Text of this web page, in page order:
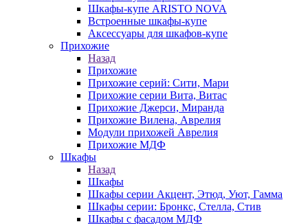
Шкафы-купе ARISTO NOVA
Встроенные шкафы-купе
Аксессуары для шкафов-купе
Прихожие
Назад
Прихожие
Прихожие серий: Сити, Мари
Прихожие серии Вита, Витас
Прихожие Джерси, Миранда
Прихожие Вилена, Аврелия
Модули прихожей Аврелия
Прихожие МДФ
Шкафы
Назад
Шкафы
Шкафы серии Акцент, Этюд, Уют, Гамма
Шкафы серии: Бронкс, Стелла, Стив
Шкафы с фасадом МДФ